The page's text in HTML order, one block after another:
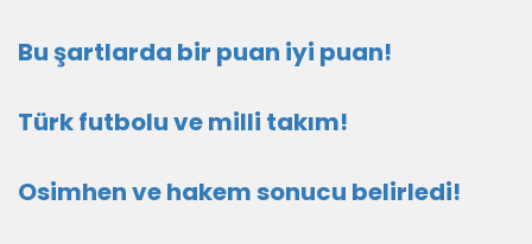
Bu şartlarda bir puan iyi puan!
Türk futbolu ve milli takım!
Osimhen ve hakem sonucu belirledi!